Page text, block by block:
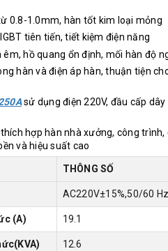
0.8-1.0mm, hàn tốt kim loại mỏng
tiên tiến, tiết kiệm điện năng
êm, hồ quang ổn định, mối hàn độ
hàn và điện áp hàn, thuận tiện
sử dụng điện 220V, đầu cấp dây
hợp hàn nhà xưởng, công trình,
và hiệu suất cao
THÔNG SỐ
AC220V±15%,50/60 Hz
(A) 19.1
12.6